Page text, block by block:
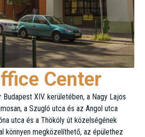
Center
Budapest XIV. kerületében, a Nagy Lajos
a Szugló utca és az Angol utca
utca és a Thököly út közelségének
könnyen megközelíthető, az épülethez